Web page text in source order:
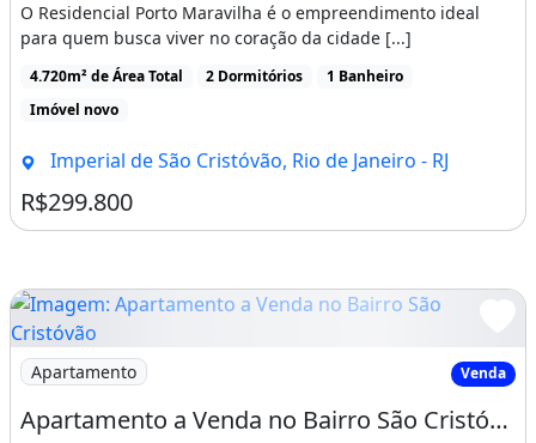
O Residencial Porto Maravilha é o empreendimento ideal
para quem busca viver no coração da cidade [...]
4.720m² de Área Total 2 Dormitórios
1 Banheiro
Imóvel novo
Imperial de São Cristóvão, Rio de Janeiro - RJ
R$299.800
Imagem: Apartamento a Venda no Bairro São Cristóvão
Apartamento Venda
Apartamento a Venda no Bairro São Cristóvão - Rio de Janeiro, Rj